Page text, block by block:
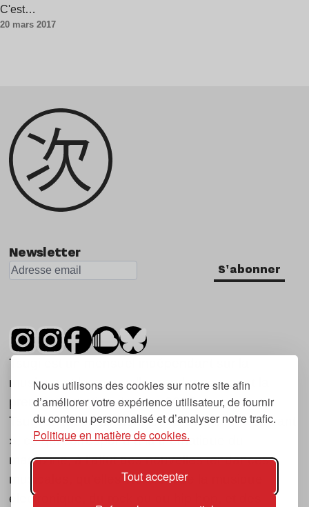
Nous utilisons des cookies sur notre site afin
d’améliorer votre expérience utilisateur, de fournir
du contenu personnalisé et d’analyser notre trafic.
Politique en matière de cookies.
Tout accepter
C'est…
20 mars 2017
Newsletter
S'abonner
Tsugi est un mensuel indépendant sur la
musique et les nouvelles tendances, dont la
première parution date de 2007.
Tsugi en japonais signifie « prochain », « suivant
», ce qui correspond à la thématique du
magazine, à l’affût des nouvelles tendances
musicales, qu’elles viennent de la musique
électronique, du rock ou du hip hop, et des